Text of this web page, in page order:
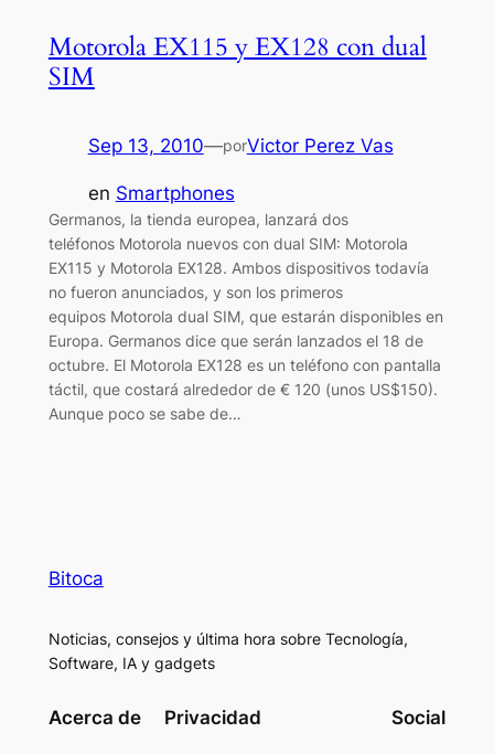
Motorola EX115 y EX128 con dual
SIM
Sep 13, 2010—porVictor Perez Vas
en Smartphones
Germanos, la tienda europea, lanzará dos
teléfonos Motorola nuevos con dual SIM: Motorola
EX115 y Motorola EX128. Ambos dispositivos todavía
no fueron anunciados, y son los primeros
equipos Motorola dual SIM, que estarán disponibles en
Europa. Germanos dice que serán lanzados el 18 de
octubre. El Motorola EX128 es un teléfono con pantalla
táctil, que costará alrededor de € 120 (unos US$150).
Aunque poco se sabe de…
Bitoca
Noticias, consejos y última hora sobre Tecnología,
Software, IA y gadgets
Acerca de Privacidad Social